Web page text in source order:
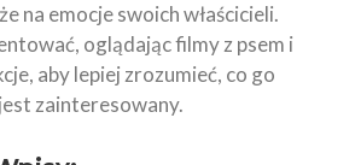
na emocje swoich właścicieli.
oglądając filmy z psem i
aby lepiej zrozumieć, co go
zainteresowany.